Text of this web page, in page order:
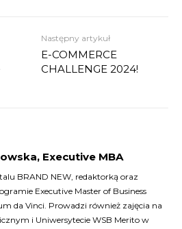
Następny artykuł
E-COMMERCE
CHALLENGE 2024!
Executive MBA
BRAND NEW, redaktorką oraz
Executive Master of Business
da Vinci. Prowadzi również zajęcia na
i Uniwersytecie WSB Merito w